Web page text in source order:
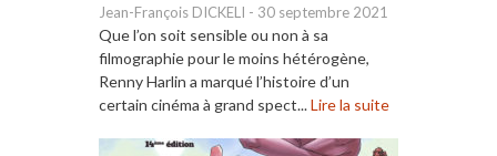
Jean-François DICKELI - 30 septembre 2021
Que l’on soit sensible ou non à sa
filmographie pour le moins hétérogène,
Renny Harlin a marqué l’histoire d’un
certain cinéma à grand spect...Lire la suite